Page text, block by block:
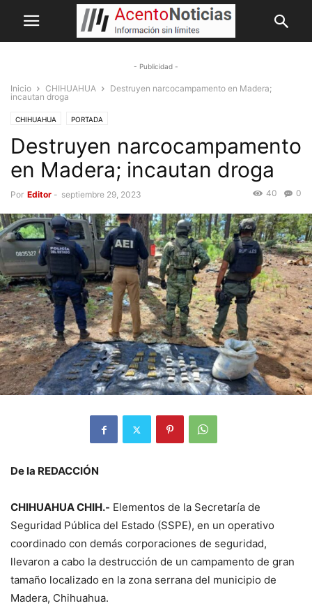
- Publicidad -
Inicio CHIHUAHUA
Destruyen narcocampamento en Madera;
incautan droga
CHIHUAHUA PORTADA
Destruyen narcocampamento
en Madera; incautan droga
Por Editor - septiembre 29, 2023 0
40
De la REDACCIÓN
CHIHUAHUA CHIH.- Elementos de la Secretaría de
Seguridad Pública del Estado (SSPE), en un operativo
coordinado con demás corporaciones de seguridad,
llevaron a cabo la destrucción de un campamento de gran
tamaño localizado en la zona serrana del municipio de
Madera, Chihuahua.